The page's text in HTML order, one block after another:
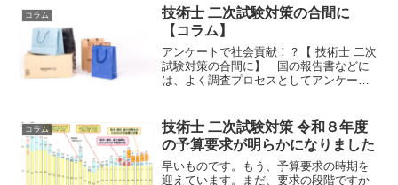
一部を改正する法律」に端を発した動き
になります。
コラム
技術士 二次試験対策の合間に
【コラム】
アンケートで社会貢献！？【 技術士 二次
試験対策の合間に】 国の報告書などに
は、よく調査プロセスとしてアンケート
ート手法が主流です。ビッグデータやデ
ータプラットフォーム...
コラム
技術士 二次試験対策 令和８年度
の予算要求が明らかになりました
早いものです。もう、予算要求の時期を
迎えています。まだ、要求の段階ですか